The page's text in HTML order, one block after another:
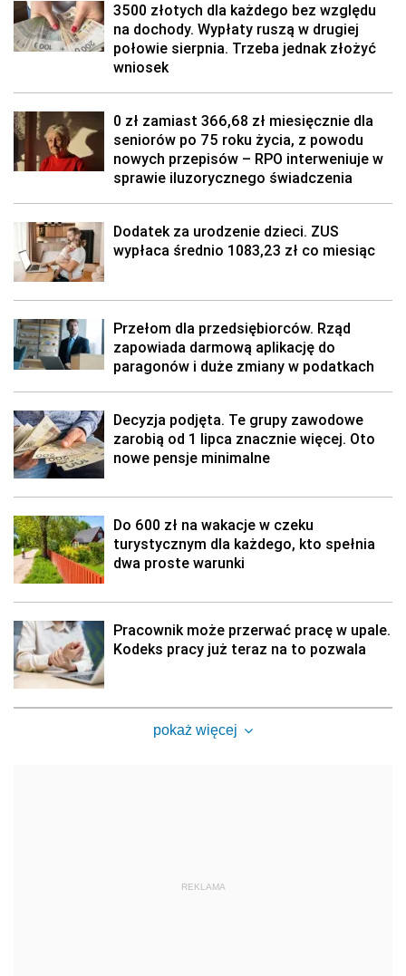
3500 złotych dla każdego bez względu
na dochody. Wypłaty ruszą w drugiej
połowie sierpnia. Trzeba jednak złożyć
wniosek
0 zł zamiast 366,68 zł miesięcznie dla
seniorów po 75 roku życia, z powodu
nowych przepisów – RPO interweniuje w
sprawie iluzorycznego świadczenia
Dodatek za urodzenie dzieci. ZUS
wypłaca średnio 1083,23 zł co miesiąc
Przełom dla przedsiębiorców. Rząd
zapowiada darmową aplikację do
paragonów i duże zmiany w podatkach
Decyzja podjęta. Te grupy zawodowe
zarobią od 1 lipca znacznie więcej. Oto
nowe pensje minimalne
Do 600 zł na wakacje w czeku
turystycznym dla każdego, kto spełnia
dwa proste warunki
Pracownik może przerwać pracę w upale.
Kodeks pracy już teraz na to pozwala
pokaż więcej
REKLAMA